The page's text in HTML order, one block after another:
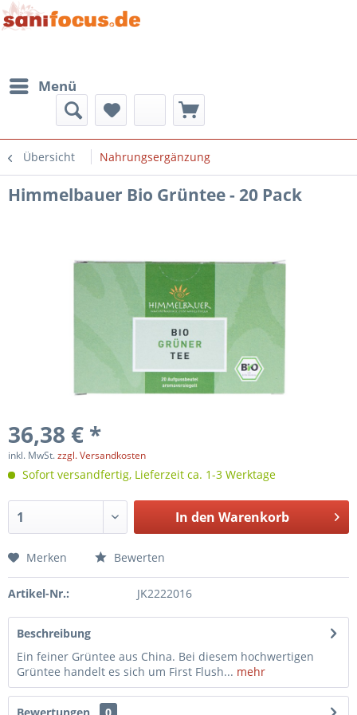
Menü
Übersicht Nahrungsergänzung
Himmelbauer Bio Grüntee - 20 Pack
36,38 € *
inkl. MwSt.zzgl. Versandkosten
Sofort versandfertig, Lieferzeit ca. 1-3 Werktage
In den Warenkorb
Merken Bewerten
Artikel-Nr.: JK2222016
Beschreibung
Ein feiner Grüntee aus China. Bei diesem hochwertigen
Grüntee handelt es sich um First Flush... mehr